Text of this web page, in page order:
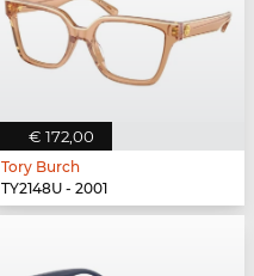
€ 172,00
Tory Burch
TY2148U - 2001